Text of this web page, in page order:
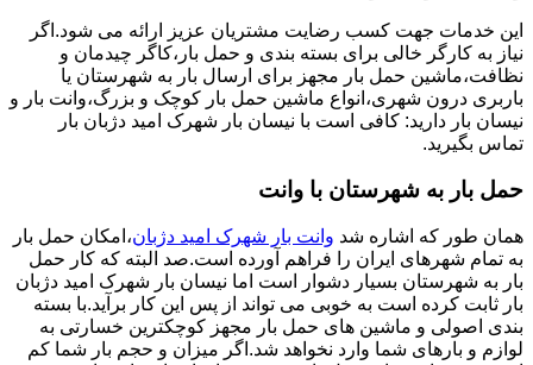
این خدمات جهت کسب رضایت مشتریان عزیز ارائه می شود.اگر
نیاز به کارگر خالی برای بسته بندی و حمل بار،کاگر چیدمان و
نظافت،ماشین حمل بار مجهز برای ارسال بار به شهرستان یا
باربری درون شهری،انواع ماشین حمل بار کوچک و بزرگ،وانت بار و
نیسان بار دارید: کافی است با نیسان بار شهرک امید دژبان بار
تماس بگیرید.
حمل بار به شهرستان با وانت
همان طور که اشاره شد وانت بار شهرک امید دژبان،امکان حمل بار
به تمام شهرهای ایران را فراهم آورده است.صد البته که کار حمل
بار به شهرستان بسیار دشوار است اما نیسان بار شهرک امید دژبان
بار ثابت کرده است به خوبی می تواند از پس این کار برآید.با بسته
بندی اصولی و ماشین های حمل بار مجهز کوچکترین خسارتی به
لوازم و بارهای شما وارد نخواهد شد.اگر میزان و حجم بار شما کم